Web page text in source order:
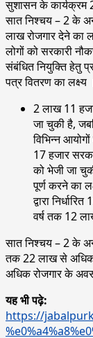
सुशासन के कार्यक्रम
सात निश्चय – 2 के
लाख रोजगार देने का
लोगों को सरकारी
संबंधित नियुक्ति हेतु
पत्र वितरण का लक्ष्य
2 लाख 11
जा चुकी है,
विभिन्न
17 हजार
को भेजी जा
पूर्ण करने का
द्वारा
वर्ष तक 12
सात निश्चय – 2 के
तक 22 लाख से
अधिक रोजगार के
यह भी पढ़े:
https://